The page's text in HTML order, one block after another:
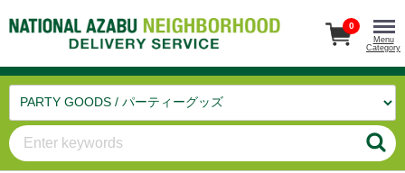
0
Menu
Category